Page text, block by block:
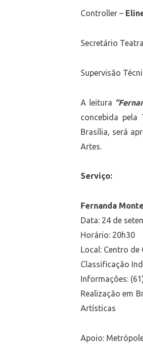
Controller –
Secretário
Supervisão
A leitura
concebida pela
Brasília, será
Artes.
Serviço:
Fernanda
Data: 24 de
Horário: 20h30
Local: Centro de
Classificação
Informações:
Realização em
Artísticas
Apoio: